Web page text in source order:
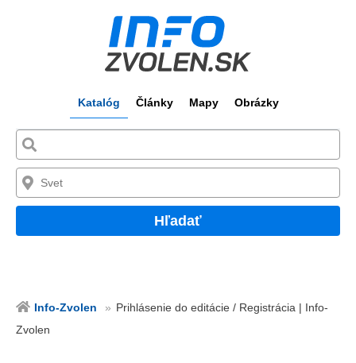
Katalóg Články Mapy Obrázky
Hľadať
Info-Zvolen
Prihlásenie do editácie / Registrácia | Info-
Zvolen